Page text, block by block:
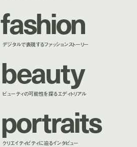
fashion
デジタルで表現するファッションストーリー
beauty
ビューティの可能性を探るエディトリアル
portraits
クリエイティビティに迫るインタビュー